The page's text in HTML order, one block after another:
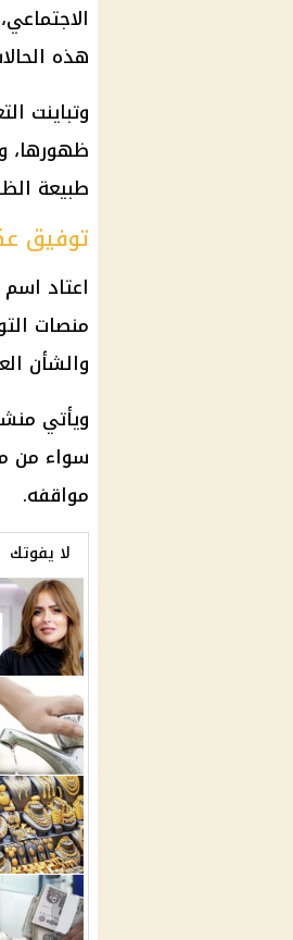
هذه
وتباينت
ظهورها،
طبيعة
توفيق
اعتاد
منصات
والشأن
ويأتي
سواء من
مواقفه.
لا يفوتك